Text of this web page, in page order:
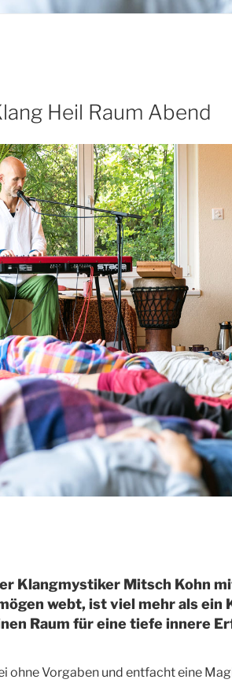
Heil Raum Abend
Klangmystiker Mitsch Kohn
webt, ist viel mehr als ein
Raum für eine tiefe innere
Vorgaben und entfacht eine